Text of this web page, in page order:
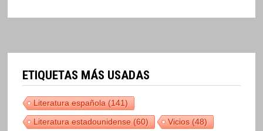
ETIQUETAS MÁS USADAS
Literatura española(141)
Literatura estadounidense(60) Vicios(48)